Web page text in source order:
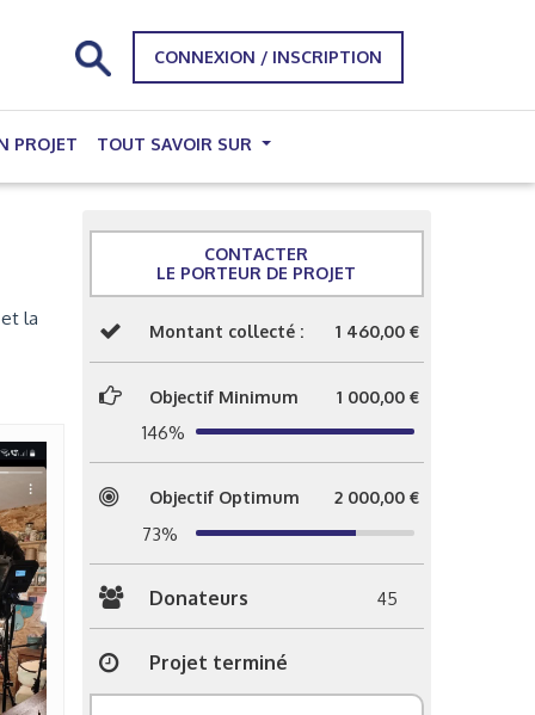
CONNEXION / INSCRIPTION
PROJET TOUT SAVOIR SUR
la
CONTACTER
LE PORTEUR DE PROJET
Montant collecté : 1 460,00 €
Objectif Minimum 1 000,00 €
146%
Objectif Optimum 2 000,00 €
73%
Donateurs 45
Projet terminé